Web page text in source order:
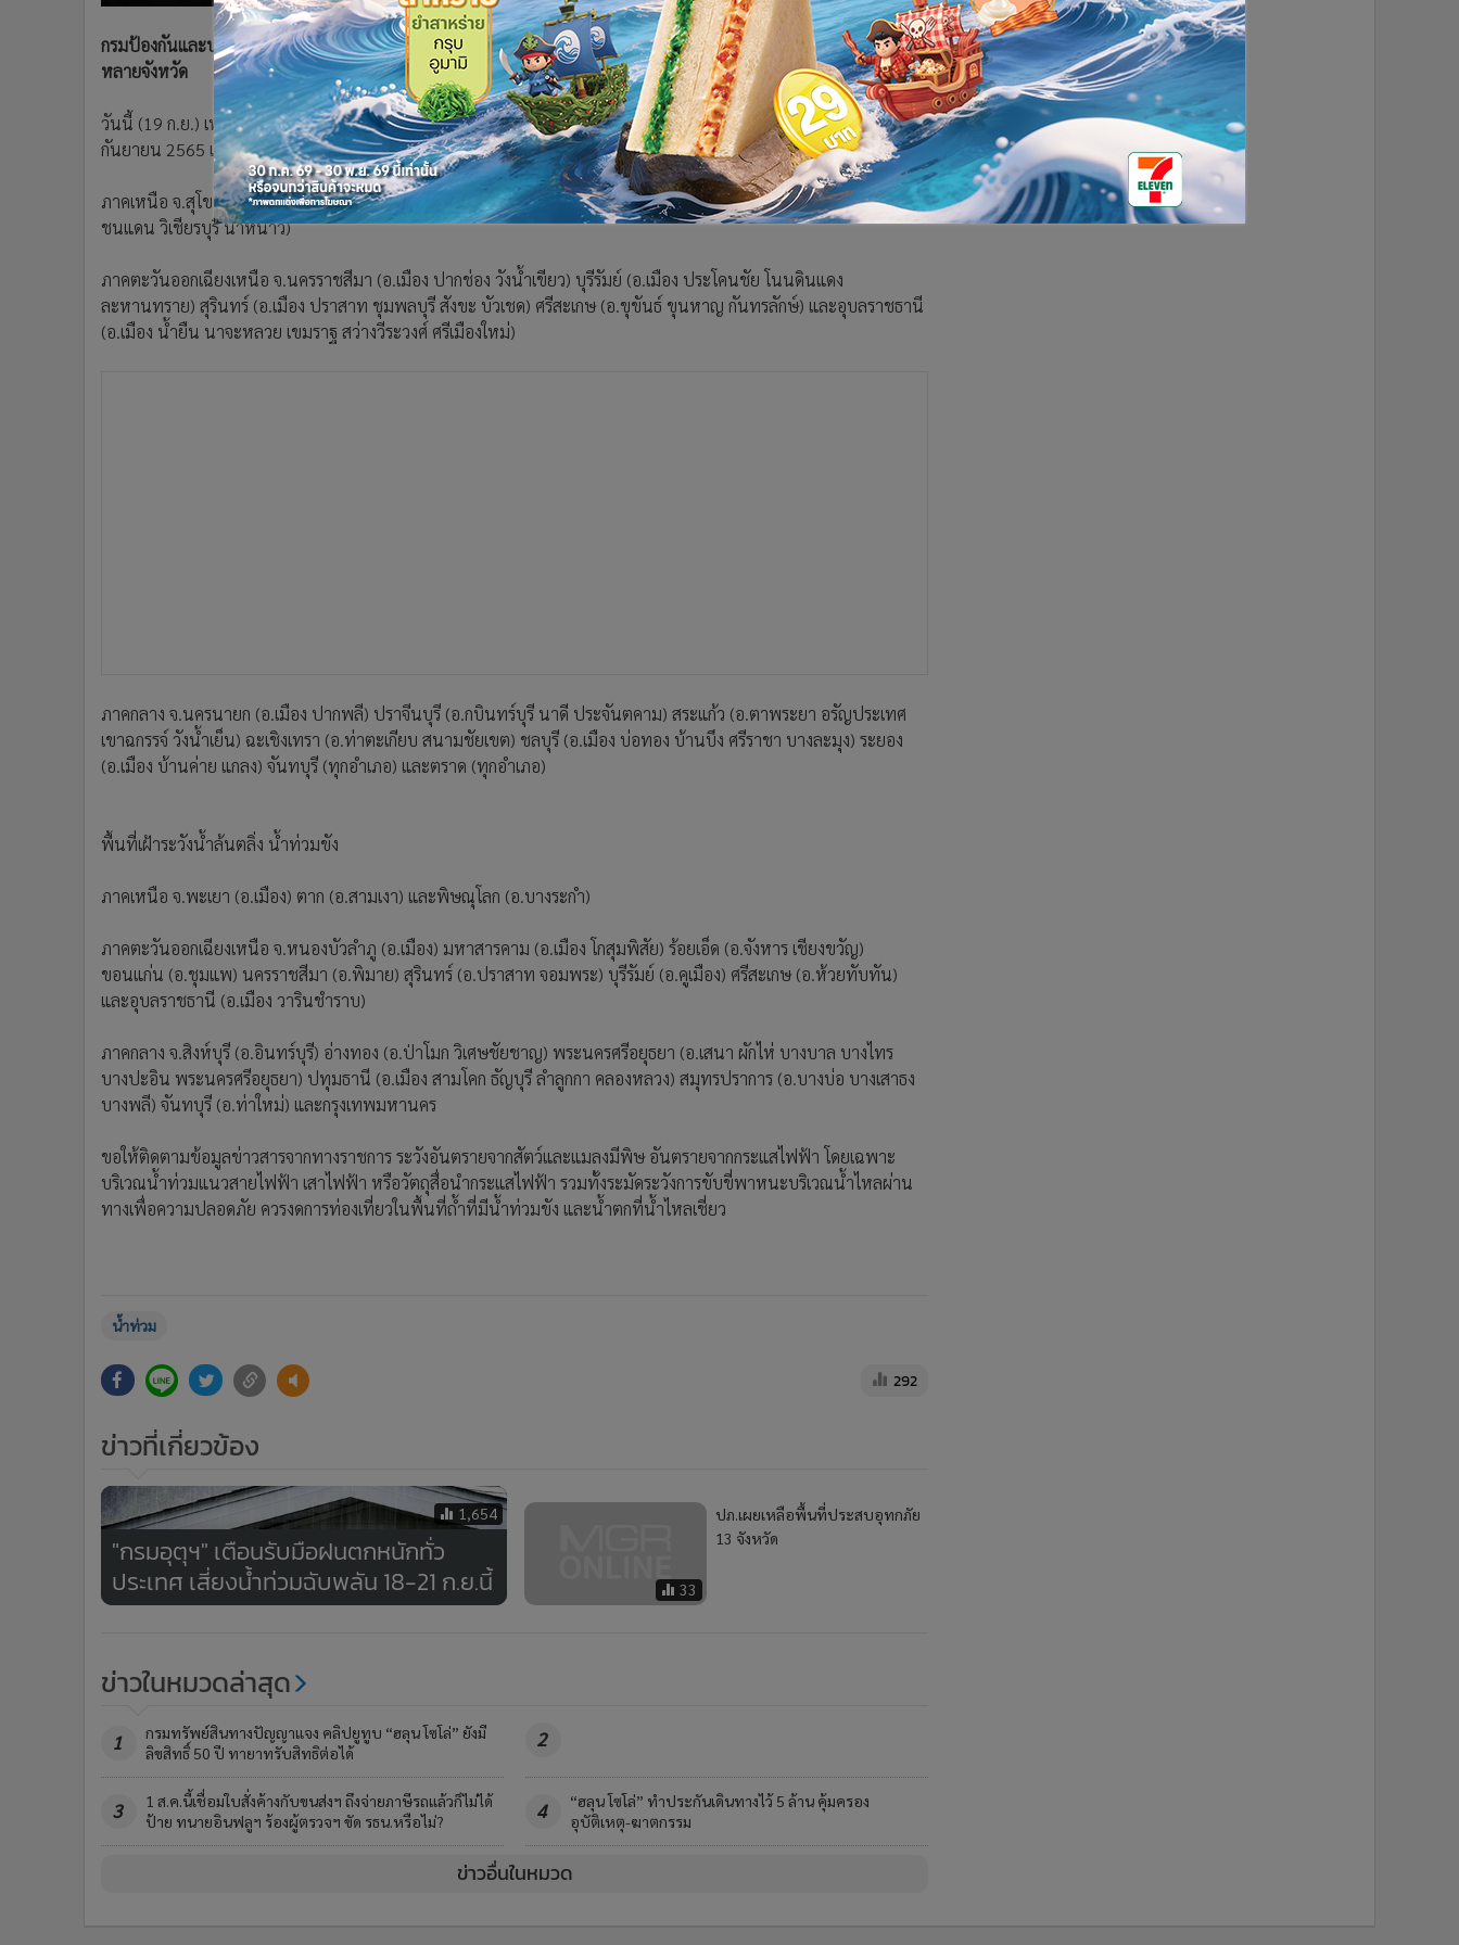
Celeb Online
กรมป้องกันและบรรเทาสาธารณภัยแจ้งเตือนประชาชนเฝ้าระวัง พร้อมเผยพื้นที่เฝ้าระวังน้ำท่วมฉับพลัน น้ำป่าไหลหลากใน
หลายจังหวัด
วันนี้ (19 ก.ย.) เพจ "กรมป้องกันและบรรเทาสาธารณภัย" (ปภ.) รายงานข้อมูลคาดการณ์และแจ้งเตือนภัย ประจำวันที่ 19
กันยายน 2565 เวลา 08.00 น. พื้นที่เฝ้าระวังน้ำท่วมฉับพลัน น้ำป่าไหลหลาก น้ำท่วมขังในระยะสั้น
ภาคเหนือ จ.สุโขทัย (อ.คีรีมาศ สวรรคโลก) พิษณุโลก (อ.เนินมะปราง นครไทย ชาติตระการ) และเพชรบูรณ์ (อ.เมือง เขาค้อ
ชนแดน วิเชียรบุรี น้ำหนาว)
ภาคตะวันออกเฉียงเหนือ จ.นครราชสีมา (อ.เมือง ปากช่อง วังน้ำเขียว) บุรีรัมย์ (อ.เมือง ประโคนชัย โนนดินแดง
ละหานทราย) สุรินทร์ (อ.เมือง ปราสาท ชุมพลบุรี สังขะ บัวเชด) ศรีสะเกษ (อ.ขุขันธ์ ขุนหาญ กันทรลักษ์) และอุบลราชธานี
(อ.เมือง น้ำยืน นาจะหลวย เขมราฐ สว่างวีระวงศ์ ศรีเมืองใหม่)
ภาคกลาง จ.นครนายก (อ.เมือง ปากพลี) ปราจีนบุรี (อ.กบินทร์บุรี นาดี ประจันตคาม) สระแก้ว (อ.ตาพระยา อรัญประเทศ
เขาฉกรรจ์ วังน้ำเย็น) ฉะเชิงเทรา (อ.ท่าตะเกียบ สนามชัยเขต) ชลบุรี (อ.เมือง บ่อทอง บ้านบึง ศรีราชา บางละมุง) ระยอง
(อ.เมือง บ้านค่าย แกลง) จันทบุรี (ทุกอำเภอ) และตราด (ทุกอำเภอ)
พื้นที่เฝ้าระวังน้ำล้นตลิ่ง น้ำท่วมขัง
ภาคเหนือ จ.พะเยา (อ.เมือง) ตาก (อ.สามเงา) และพิษณุโลก (อ.บางระกำ)
ภาคตะวันออกเฉียงเหนือ จ.หนองบัวลำภู (อ.เมือง) มหาสารคาม (อ.เมือง โกสุมพิสัย) ร้อยเอ็ด (อ.จังหาร เชียงขวัญ)
ขอนแก่น (อ.ชุมแพ) นครราชสีมา (อ.พิมาย) สุรินทร์ (อ.ปราสาท จอมพระ) บุรีรัมย์ (อ.คูเมือง) ศรีสะเกษ (อ.ห้วยทับทัน)
และอุบลราชธานี (อ.เมือง วารินชำราบ)
ภาคกลาง จ.สิงห์บุรี (อ.อินทร์บุรี) อ่างทอง (อ.ป่าโมก วิเศษชัยชาญ) พระนครศรีอยุธยา (อ.เสนา ผักไห่ บางบาล บางไทร
บางปะอิน พระนครศรีอยุธยา) ปทุมธานี (อ.เมือง สามโคก ธัญบุรี ลำลูกกา คลองหลวง) สมุทรปราการ (อ.บางบ่อ บางเสาธง
บางพลี) จันทบุรี (อ.ท่าใหม่) และกรุงเทพมหานคร
ขอให้ติดตามข้อมูลข่าวสารจากทางราชการ ระวังอันตรายจากสัตว์และแมลงมีพิษ อันตรายจากกระแสไฟฟ้า โดยเฉพาะ
บริเวณน้ำท่วมแนวสายไฟฟ้า เสาไฟฟ้า หรือวัตถุสื่อนำกระแสไฟฟ้า รวมทั้งระมัดระวังการขับขี่พาหนะบริเวณน้ำไหลผ่าน
ทางเพื่อความปลอดภัย ควรงดการท่องเที่ยวในพื้นที่ถ้ำที่มีน้ำท่วมขัง และน้ำตกที่น้ำไหลเชี่ยว
น้ำท่วม
292
ข่าวที่เกี่ยวข้อง
1,654
"กรมอุตุฯ" เตือนรับมือฝนตกหนักทั่ว
ประเทศ เสี่ยงน้ำท่วมฉับพลัน 18-21 ก.ย.นี้
33
ปภ.เผยเหลือพื้นที่ประสบอุทกภัย
13 จังหวัด
ข่าวในหมวดล่าสุด
1
กรมทรัพย์สินทางปัญญาแจง คลิปยูทูบ “ฮลุน โซโล่” ยังมี
ลิขสิทธิ์ 50 ปี ทายาทรับสิทธิต่อได้
2
3
1 ส.ค.นี้เชื่อมใบสั่งค้างกับขนส่งฯ ถึงจ่ายภาษีรถแล้วก็ไม่ได้
ป้าย ทนายอินฟลูฯ ร้องผู้ตรวจฯ ขัด รธน.หรือไม่?
4
“ฮลุน โซโล่” ทำประกันเดินทางไว้ 5 ล้าน คุ้มครอง
อุบัติเหตุ-ฆาตกรรม
ข่าวอื่นในหมวด